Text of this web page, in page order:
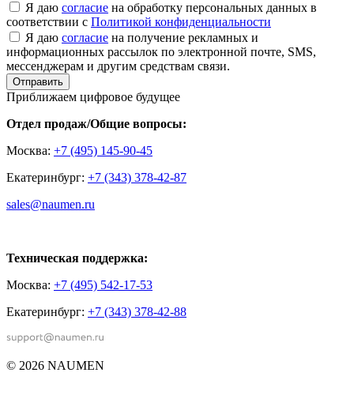
Я даю согласие на обработку персональных данных в
соответствии с Политикой конфиденциальности
Я даю согласие на получение рекламных и
информационных рассылок по электронной почте, SMS,
мессенджерам и другим средствам связи.
Отправить
Приближаем цифровое будущее
Отдел продаж/Общие вопросы:
Москва: +7 (495) 145-90-45
Екатеринбург: +7 (343) 378-42-87
sales@naumen.ru
Техническая поддержка:
Москва: +7 (495) 542-17-53
Екатеринбург: +7 (343) 378-42-88
© 2026 NAUMEN